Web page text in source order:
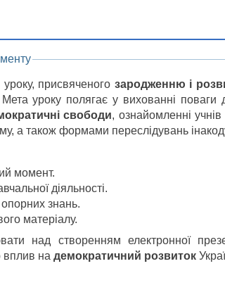
присвяченого зародженню і
Мета уроку полягає у вихованні поваги
свободи, ознайомленні
а також формами переслідувань
момент.
діяльності.
опорних знань.
матеріалу.
над створенням електронної
вплив на демократичний розвиток